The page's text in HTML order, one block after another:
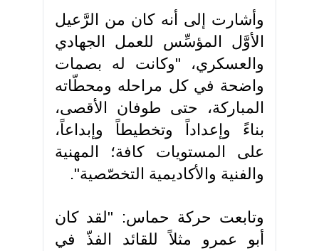
وأشارت إلى أنه كان من الرَّعيل
الأوَّل المؤسِّس للعمل الجهادي
والعسكري، "وكانت له بصمات
واضحة في كل مراحله ومحطّاته
المباركة، حتى طوفان الأقصى،
بناءً وإعداداً وتخطيطاً وإبداعاً،
على المستويات كافة؛ المهنية
والفنية والأكاديمية التخصّصية".
وتابعت حركة حماس: "لقد كان
أبو عمرو مثلاً للقائد الفذّ في